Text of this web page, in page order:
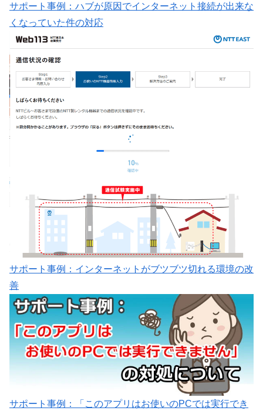
サポート事例：ハブが原因でインターネット接続が出来な
くなっていた件の対応
サポート事例：インターネットがブツブツ切れる環境の改
善
サポート事例：「このアプリはお使いのPCでは実行でき